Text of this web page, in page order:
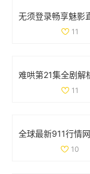
11
11
10